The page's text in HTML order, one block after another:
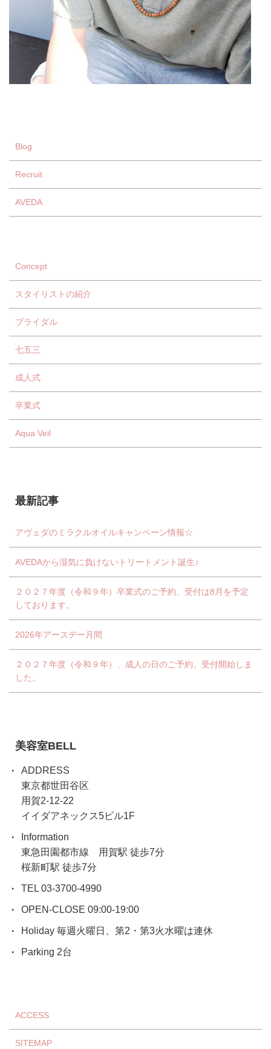
Blog
Recruit
AVEDA
Concept
スタイリストの紹介
ブライダル
七五三
成人式
卒業式
Aqua Veil
最新記事
アヴェダのミラクルオイルキャンペーン情報☆
AVEDAから湿気に負けないトリートメント誕生♪
２０２７年度（令和９年）卒業式のご予約、受付は8月を予定
しております。
2026年アースデー月間
２０２７年度（令和９年）、成人の日のご予約、受付開始しま
した。
美容室BELL
ADDRESS
東京都世田谷区
用賀2-12-22
イイダアネックス5ビル1F
Information
東急田園都市線 用賀駅 徒歩7分
桜新町駅 徒歩7分
TEL 03-3700-4990
OPEN-CLOSE 09:00-19:00
Holiday 毎週火曜日、第2・第3火水曜は連休
Parking 2台
ACCESS
SITEMAP